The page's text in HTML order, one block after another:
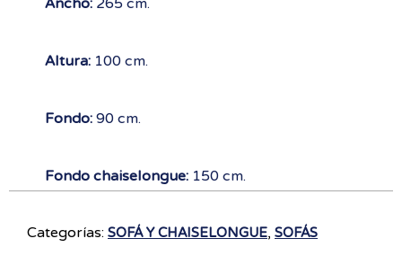
Ancho: 265 cm.
Altura: 100 cm.
Fondo: 90 cm.
Fondo chaiselongue: 150 cm.
Categorías: SOFÁ Y CHAISELONGUE, SOFÁS